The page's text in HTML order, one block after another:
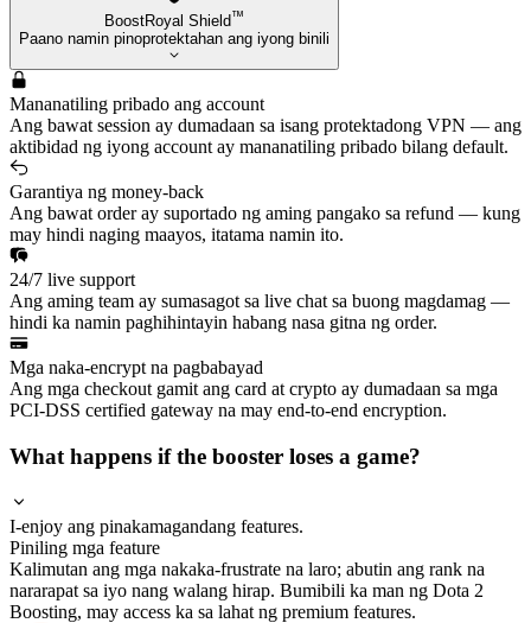
BoostRoyal Shield™
Paano namin pinoprotektahan ang iyong binili
Mananatiling pribado ang account
Ang bawat session ay dumadaan sa isang protektadong VPN — ang
aktibidad ng iyong account ay mananatiling pribado bilang default.
Garantiya ng money-back
Ang bawat order ay suportado ng aming pangako sa refund — kung
may hindi naging maayos, itatama namin ito.
24/7 live support
Ang aming team ay sumasagot sa live chat sa buong magdamag —
hindi ka namin paghihintayin habang nasa gitna ng order.
Mga naka-encrypt na pagbabayad
Ang mga checkout gamit ang card at crypto ay dumadaan sa mga
PCI-DSS certified gateway na may end-to-end encryption.
What happens if the booster loses a game?
I-enjoy ang pinakamagandang features.
Piniling mga feature
Kalimutan ang mga nakaka-frustrate na laro; abutin ang rank na
nararapat sa iyo nang walang hirap. Bumibili ka man ng Dota 2
Boosting, may access ka sa lahat ng premium features.